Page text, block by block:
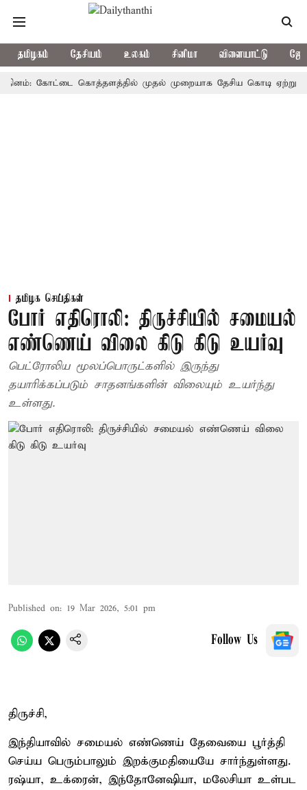
தமிழகம் தேசியம் உலகம் சினிமா விளையாட்டு
கோட்டை கொத்தளத்தில் முதல் முறையாக தேசிய கொடி ஏற்றுகிறார்,
தமிழக செய்திகள்
போர் எதிரொலி: திருச்சியில் சமையல்
எண்ணெய் விலை கிடு கிடு உயர்வு
பெட்ரோலிய மூலப்பொருட்களில் இருந்து
தயாரிக்கப்படும் சாதனங்களின் விலையும் உயர்ந்து
உள்ளது.
Published on: 19 Mar 2026, 5:01 pm
Follow Us
திருச்சி,
இந்தியாவில் சமையல் எண்ணெய் தேவையை பூர்த்தி
செய்ய பெரும்பாலும் இறக்குமதியையே சார்ந்துள்ளது.
ரஷ்யா, உக்ரைன், இந்தோனேஷியா, மலேசியா உள்பட